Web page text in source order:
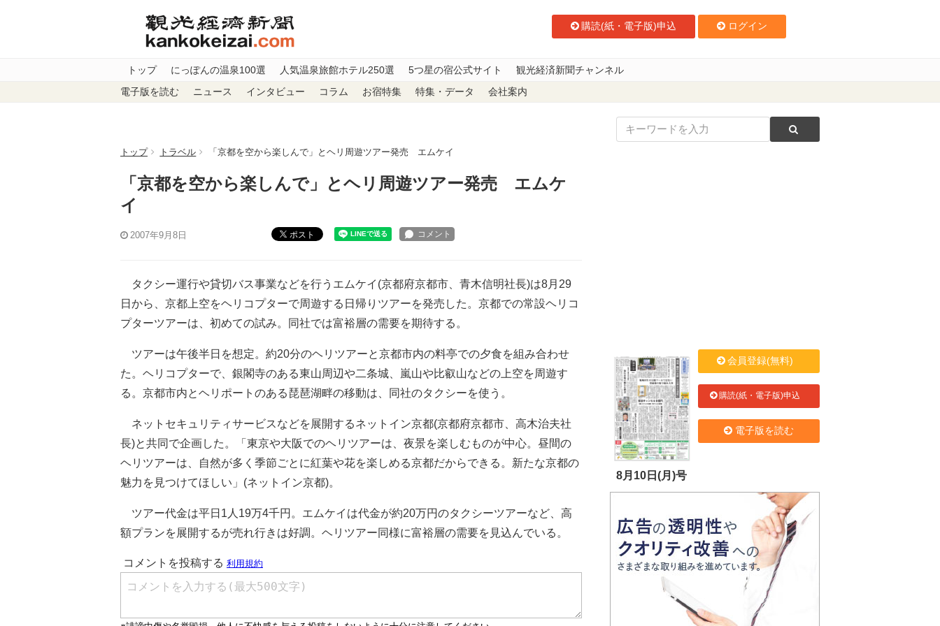
購読(紙・電子版)申込 ログイン
トップ にっぽんの温泉100選 人気温泉旅館ホテル250選 5つ星の宿公式サイト 観光経済新聞チャンネル
電子版を読む ニュース インタビュー コラム お宿特集 特集・データ 会社案内
トップ トラベル 「京都を空から楽しんで」とヘリ周遊ツアー発売 エムケイ
「京都を空から楽しんで」とヘリ周遊ツアー発売 エムケ
イ
2007年9月8日 ポスト
タクシー運行や貸切バス事業などを行うエムケイ(京都府京都市、青木信明社長)は8月29
日から、京都上空をヘリコプターで周遊する日帰りツアーを発売した。京都での常設ヘリコ
プターツアーは、初めての試み。同社では富裕層の需要を期待する。
ツアーは午後半日を想定。約20分のヘリツアーと京都市内の料亭での夕食を組み合わせ
た。ヘリコプターで、銀閣寺のある東山周辺や二条城、嵐山や比叡山などの上空を周遊す
る。京都市内とヘリポートのある琵琶湖畔の移動は、同社のタクシーを使う。
ネットセキュリティサービスなどを展開するネットイン京都(京都府京都市、高木治夫社
長)と共同で企画した。「東京や大阪でのヘリツアーは、夜景を楽しむものが中心。昼間の
ヘリツアーは、自然が多く季節ごとに紅葉や花を楽しめる京都だからできる。新たな京都の
魅力を見つけてほしい」(ネットイン京都)。
ツアー代金は平日1人19万4千円。エムケイは代金が約20万円のタクシーツアーなど、高
額プランを展開するが売れ行きは好調。ヘリツアー同様に富裕層の需要を見込んでいる。
8月10日(月)号
会員登録(無料)
購読(紙・電子版)申込
電子版を読む